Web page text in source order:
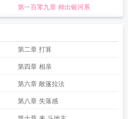
第一百零九章 帅出银河系
第二章 打算
第四章 相亲
第六章 敞篷拉法
第八章 失落感